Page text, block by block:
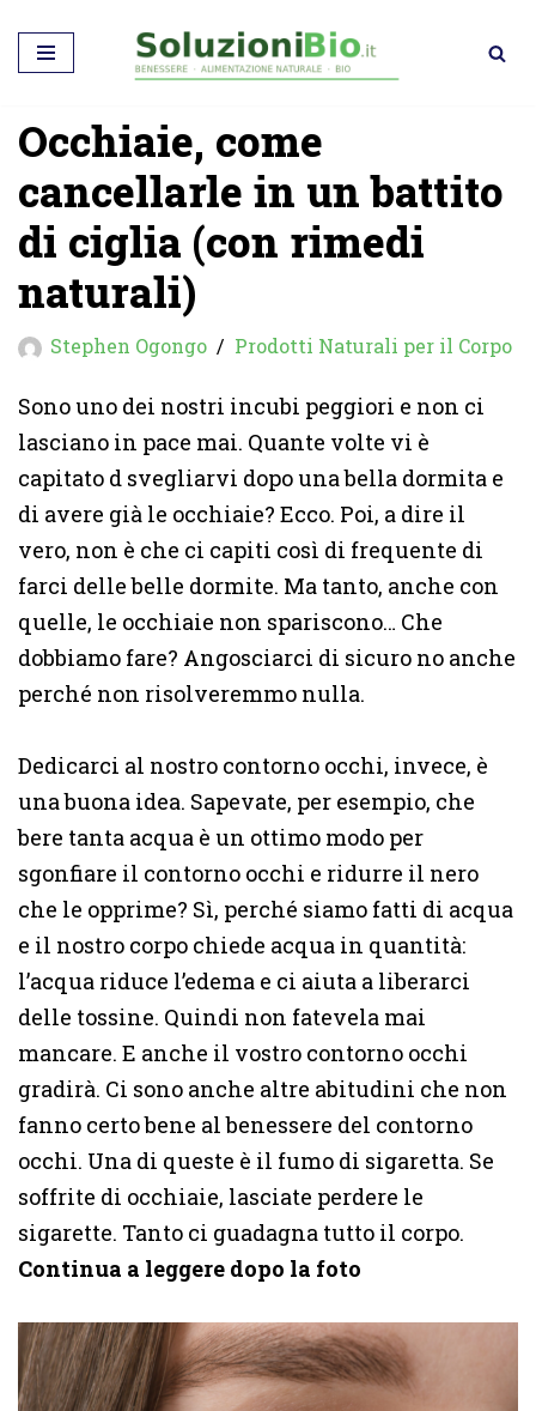
Vai
contenuto
Occhiaie, come
cancellarle in un battito
di ciglia (con rimedi
naturali)
Stephen Ogongo Prodotti Naturali per il Corpo
Sono uno dei nostri incubi peggiori e non ci
lasciano in pace mai. Quante volte vi è
capitato d svegliarvi dopo una bella dormita e
di avere già le occhiaie? Ecco. Poi, a dire il
vero, non è che ci capiti così di frequente di
farci delle belle dormite. Ma tanto, anche con
quelle, le occhiaie non spariscono… Che
dobbiamo fare? Angosciarci di sicuro no anche
perché non risolveremmo nulla.
Dedicarci al nostro contorno occhi, invece, è
una buona idea. Sapevate, per esempio, che
bere tanta acqua è un ottimo modo per
sgonfiare il contorno occhi e ridurre il nero
che le opprime? Sì, perché siamo fatti di acqua
e il nostro corpo chiede acqua in quantità:
l’acqua riduce l’edema e ci aiuta a liberarci
delle tossine. Quindi non fatevela mai
mancare. E anche il vostro contorno occhi
gradirà. Ci sono anche altre abitudini che non
fanno certo bene al benessere del contorno
occhi. Una di queste è il fumo di sigaretta. Se
soffrite di occhiaie, lasciate perdere le
sigarette. Tanto ci guadagna tutto il corpo.
Continua a leggere dopo la foto